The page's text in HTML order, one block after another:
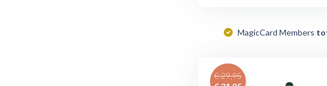
MagicCard Members
€ 29,95